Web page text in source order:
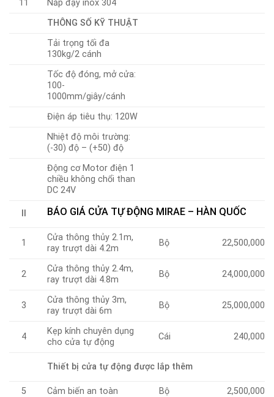
11
Nắp đậy inox 304
THÔNG SỐ KỸ THUẬT
Tải trọng tối đa
130kg/2 cánh
Tốc độ đóng, mở cửa:
100-
1000mm/giây/cánh
Điện áp tiêu thụ: 120W
Nhiệt độ môi trường:
(-30) độ – (+50) độ
Động cơ Motor điện 1
chiều không chổi than
DC 24V
BÁO GIÁ CỬA TỰ ĐỘNG MIRAE – HÀN QUỐC
1
Cửa thông thủy 2.1m,
ray trượt dài 4.2m
Bộ 22,500,000
2
Cửa thông thủy 2.4m,
ray trượt dài 4.8m
Bộ 24,000,000
3
Cửa thông thủy 3m,
ray trượt dài 6m
Bộ 25,000,000
4
Kẹp kính chuyên dụng
cho cửa tự động
Cái 240,000
Thiết bị cửa tự động được lắp thêm
5 Cảm biến an toàn Bộ 2,500,000